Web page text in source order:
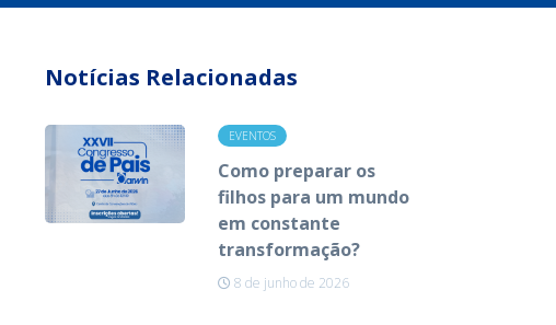
Notícias Relacionadas
EVENTOS
Como preparar os
filhos para um mundo
em constante
transformação?
8 de junho de 2026